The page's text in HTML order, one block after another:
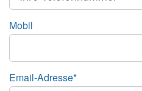
Mobil
Email-Adresse*